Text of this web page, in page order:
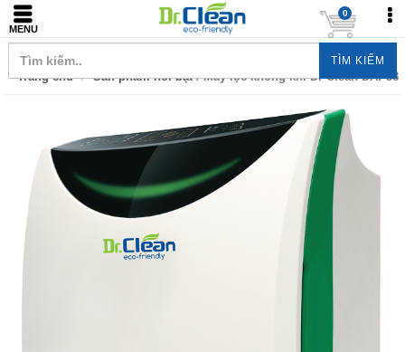
MENU
TÌM KIẾM
0
Trang chủ Sản phẩm nổi bật/ Máy lọc không khí Dr Clean DAP58